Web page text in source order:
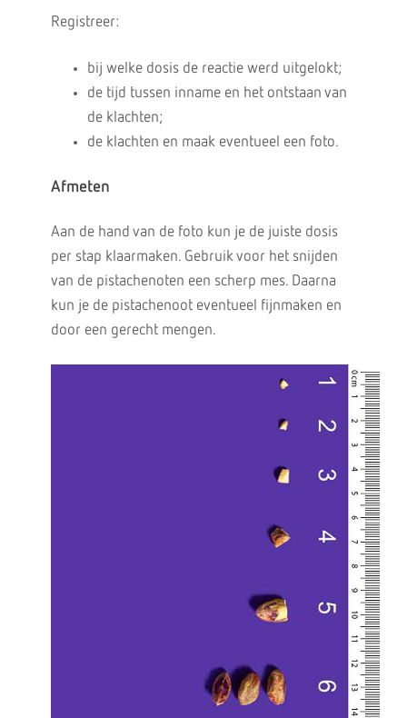
Registreer:
bij welke dosis de reactie werd uitgelokt;
de tijd tussen inname en het ontstaan van
de klachten;
de klachten en maak eventueel een foto.
Afmeten
Aan de hand van de foto kun je de juiste dosis
per stap klaarmaken. Gebruik voor het snijden
van de pistachenoten een scherp mes. Daarna
kun je de pistachenoot eventueel fijnmaken en
door een gerecht mengen.